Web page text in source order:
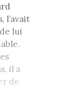
l’avait
lui
il a
de